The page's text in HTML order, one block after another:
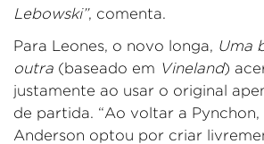
Lebowski”, comenta.
Para Leones o novo longa Uma
outra (baseado em Vineland)
justamente ao usar o original
de partida
“Ao voltar a Pynchon
Anderson optou por criar